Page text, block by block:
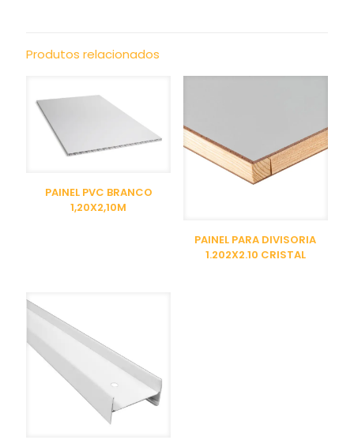
Produtos relacionados
PAINEL PVC BRANCO
1,20X2,10M
PAINEL PARA DIVISORIA
1.202X2.10 CRISTAL